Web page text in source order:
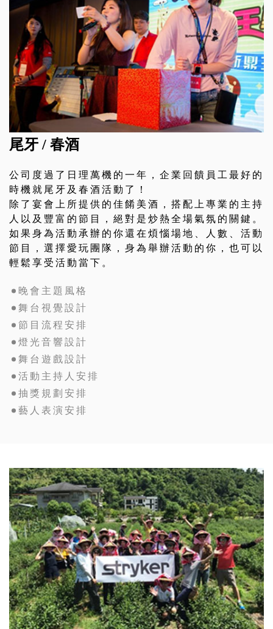
尾牙 / 春酒
公司度過了日理萬機的一年，企業回饋員工最好的
時機就尾牙及春酒活動了！
除了宴會上所提供的佳餚美酒，搭配上專業的主持
人以及豐富的節目，絕對是炒熱全場氣氛的關鍵。
如果身為活動承辦的你還在煩惱場地、人數、活動
節目，選擇愛玩團隊，身為舉辦活動的你，也可以
輕鬆享受活動當下。
晚會主題風格
舞台視覺設計
節目流程安排
燈光音響設計
舞台遊戲設計
活動主持人安排
抽獎規劃安排
藝人表演安排